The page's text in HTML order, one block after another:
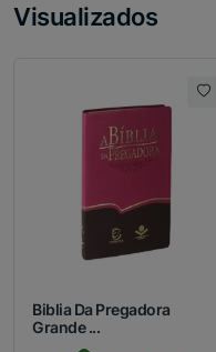
Visualizados
Biblia Da Pregadora
Grande ...